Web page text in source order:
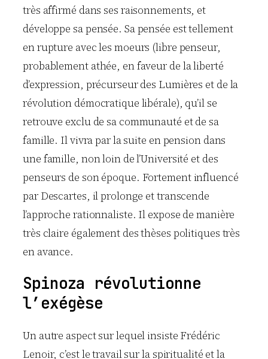
très affirmé dans ses raisonnements, et
développe sa pensée. Sa pensée est tellement
en rupture avec les moeurs (libre penseur,
probablement athée, en faveur de la liberté
d’expression, précurseur des Lumières et de la
révolution démocratique libérale), qu’il se
retrouve exclu de sa communauté et de sa
famille. Il vivra par la suite en pension dans
une famille, non loin de l’Université et des
penseurs de son époque. Fortement influencé
par Descartes, il prolonge et transcende
l’approche rationnaliste. Il expose de manière
très claire également des thèses politiques très
en avance.
Spinoza révolutionne
l’exégèse
Un autre aspect sur lequel insiste Frédéric
Lenoir, c’est le travail sur la spiritualité et la